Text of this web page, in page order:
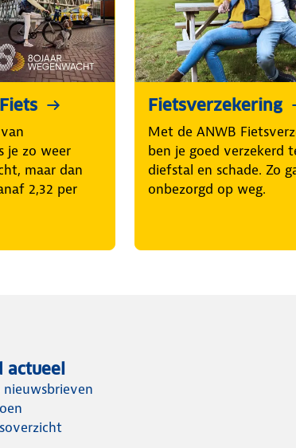
je zo weer
maar dan
2,32 per
Fietsverzekering
Met de ANWB
ben je goed verzekerd
diefstal en schade. Zo
onbezorgd op weg.
actueel
nieuwsbrieven